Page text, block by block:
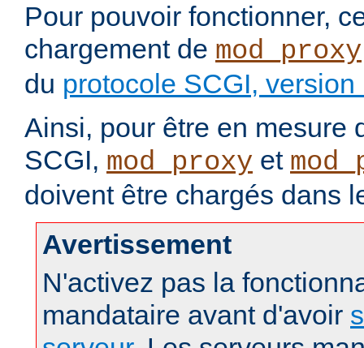
Pour pouvoir fonctionner,
chargement de mod_proxy
du protocole SCGI, version
Ainsi, pour être en mesure
SCGI, mod_proxy et
doivent être chargés dans
Avertissement
N'activez pas la
mandataire avant d'avoir